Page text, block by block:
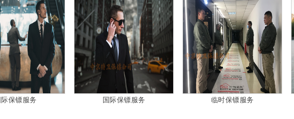
际保镖服务 国际保镖服务 临时保镖服务